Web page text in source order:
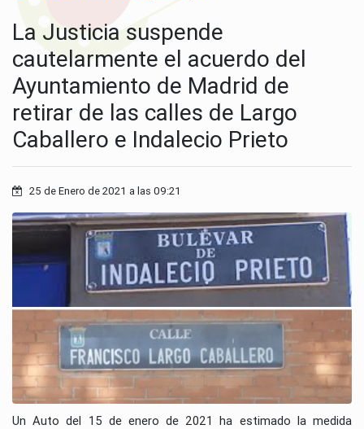
La Justicia suspende
cautelarmente el acuerdo del
Ayuntamiento de Madrid de
retirar de las calles de Largo
Caballero e Indalecio Prieto
25 de Enero de 2021 a las 09:21
Un Auto del 15 de enero de 2021 ha estimado la medida